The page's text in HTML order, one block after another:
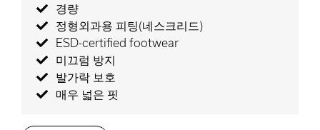
경량
정형외과용 피팅(네스크리드)
ESD-certified footwear
미끄럼 방지
발가락 보호
매우 넓은 핏